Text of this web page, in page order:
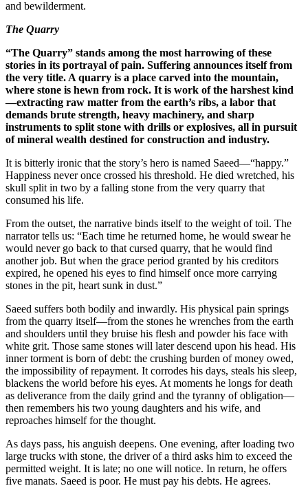
“The Quarry” stands among the
stories in its portrayal of pain.
the very title. A quarry is a place
where stone is hewn from rock. It is
—extracting raw matter from the
demands brute strength, heavy
instruments to split stone with drills
of mineral wealth destined for
It is bitterly ironic that the story’s hero is
Happiness never once crossed his
skull split in two by a falling stone from
From the outset, the narrative binds
narrator tells us: “Each time he returned
would never go back to that cursed
another job. But when the grace period
expired, he opened his eyes to find
stones in the pit, heart sunk in dust.”
Saeed suffers both bodily and inwardly.
from the quarry itself—from the stones
and shoulders until they bruise his flesh
white grit. Those same stones will later
inner torment is born of debt: the
the impossibility of repayment. It
blackens the world before his eyes. At
as deliverance from the daily grind and
then remembers his two young
reproaches himself for the thought.
As days pass, his anguish deepens.
large trucks with stone, the driver of a
permitted weight. It is late; no one will
five manats. Saeed is poor. He must pay